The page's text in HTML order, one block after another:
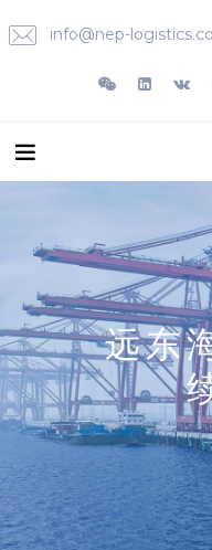
info@nep-
远东